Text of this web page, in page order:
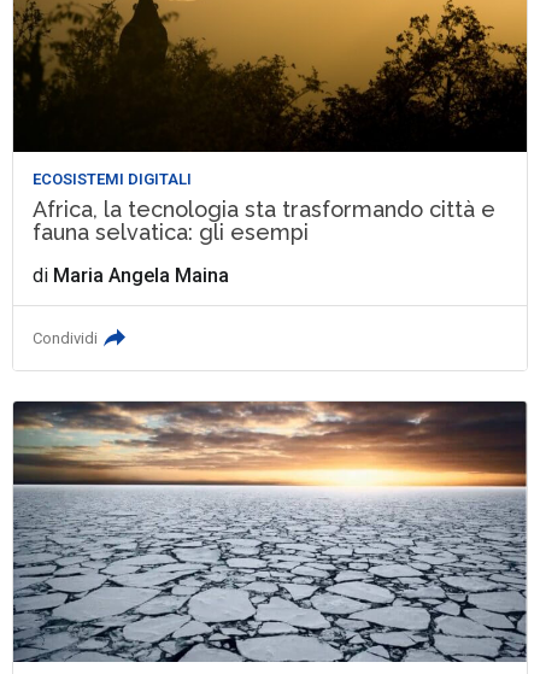
ECOSISTEMI DIGITALI
Africa, la tecnologia sta trasformando città e
fauna selvatica: gli esempi
di Maria Angela Maina
Condividi